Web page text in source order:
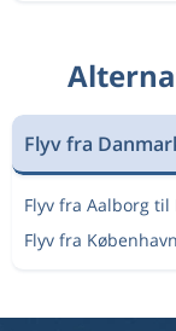
Flyv fra
Flyv fra Aalborg
Flyv fra